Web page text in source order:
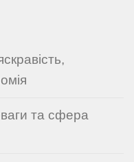
та сфера